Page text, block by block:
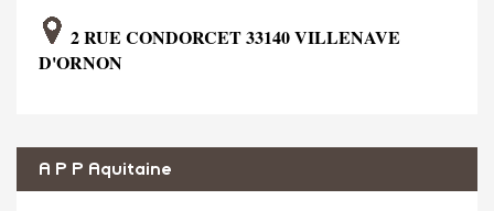
2 RUE CONDORCET 33140 VILLENAVE
D'ORNON
A P P Aquitaine